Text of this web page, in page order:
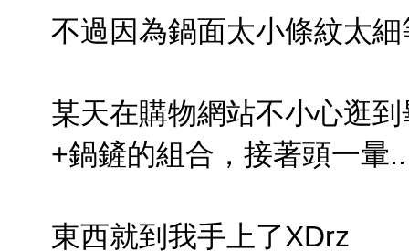
不過因為鍋面太小條紋太
某天在購物網站不小心逛
+鍋鏟的組合，接著頭一暈..
東西就到我手上了XDrz